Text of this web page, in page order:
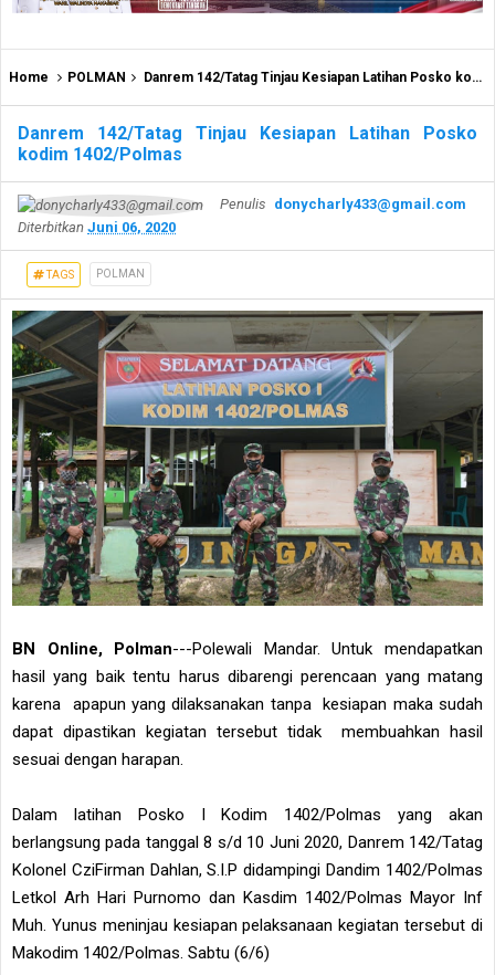
Home POLMAN Danrem 142/Tatag Tinjau Kesiapan Latihan Posko kodim 1402/Polmas
Danrem 142/Tatag Tinjau Kesiapan Latihan Posko
kodim 1402/Polmas
Penulis donycharly433@gmail.com
Diterbitkan Juni 06, 2020
TAGS POLMAN
BN Online, Polman---Polewali Mandar. Untuk mendapatkan
hasil yang baik tentu harus dibarengi perencaan yang matang
karena apapun yang dilaksanakan tanpa kesiapan maka sudah
dapat dipastikan kegiatan tersebut tidak membuahkan hasil
sesuai dengan harapan.
Dalam latihan Posko I Kodim 1402/Polmas yang akan
berlangsung pada tanggal 8 s/d 10 Juni 2020, Danrem 142/Tatag
Kolonel CziFirman Dahlan, S.I.P didampingi Dandim 1402/Polmas
Letkol Arh Hari Purnomo dan Kasdim 1402/Polmas Mayor Inf
Muh. Yunus meninjau kesiapan pelaksanaan kegiatan tersebut di
Makodim 1402/Polmas. Sabtu (6/6)